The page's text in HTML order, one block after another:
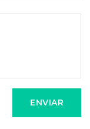
ENVIAR